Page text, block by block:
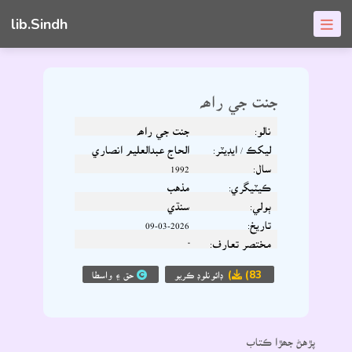
lib.Sindh
جنت جي راھہ
جنت جي راھہ نالو:
الحاج عبدالعليم انصاري ليکڪ / ايڊيٽر:
سال:
مذهب ڪيٽيگري:
سنڌي ٻولي:
تاريخ:
مختصر تعارف:
(83) ڊائونلوڊ ڪريو حق ۽ واسطا
پڙهڻ جھڙا ڪتاب